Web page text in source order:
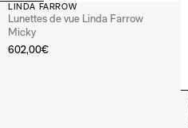
LINDA FARROW
Lunettes de vue Linda Farrow
Micky
602,00€